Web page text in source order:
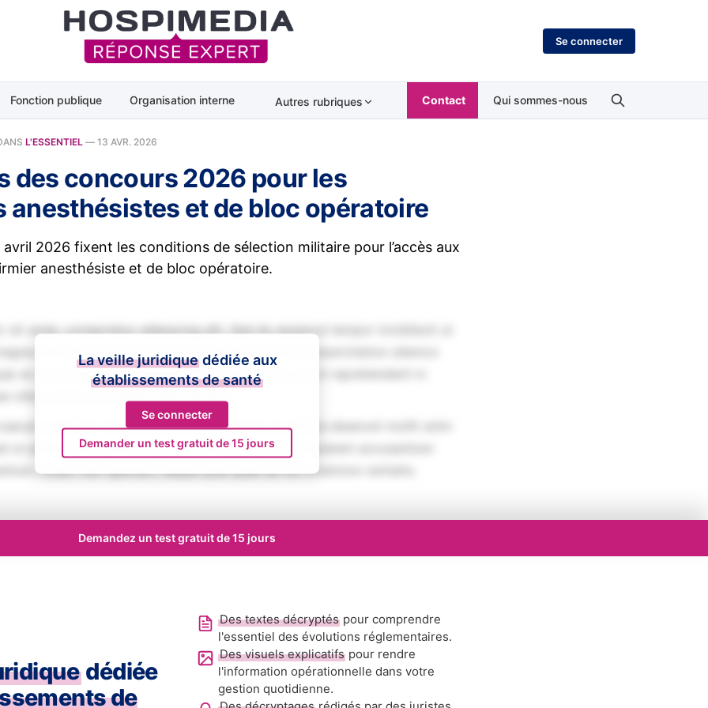
Se connecter
Fonction publique Organisation interne Autres rubriques Contact Qui sommes-nous
L'ESSENTIEL — 13 AVR. 2026
des concours 2026 pour les
anesthésistes et de bloc opératoire
2026 fixent les conditions de sélection militaire pour l’accès aux
anesthésiste et de bloc opératoire.
sit amet, consectetur adipiscing elit. Sed do eiusmod tempor incididunt ut
aliqua. Ut enim ad minim veniam, quis nostrud exercitation ullamco
ex ea commodo consequat. Duis aute irure dolor in reprehenderit in
cupidatat non proident, sunt in culpa qui officia deserunt mollit anim
ut perspiciatis unde omnis iste natus error sit voluptatem accusantium
totam rem aperiam, eaque ipsa quae ab illo inventore veritatis.
La veille juridique dédiée aux
établissements de santé
Se connecter
Demander un test gratuit de 15 jours
Demandez un test gratuit de 15 jours
dédiée
de
Des textes décryptés pour comprendre
l'essentiel des évolutions réglementaires.
Des visuels explicatifs pour rendre
l'information opérationnelle dans votre
gestion quotidienne.